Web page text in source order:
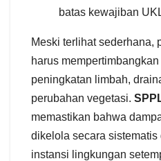
batas kewajiban
Meski terlihat sederhana,
harus
peningkatan limbah,
perubahan vegetasi.
memastikan bahwa
dikelola secara
instansi lingkungan